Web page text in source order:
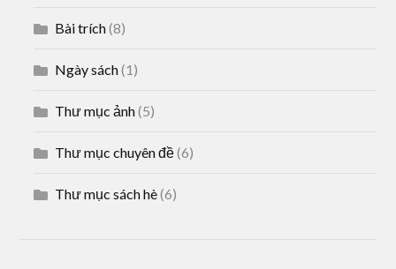
Bài trích(8)
Ngày sách(1)
Thư mục ảnh(5)
Thư mục chuyên đề(6)
Thư mục sách hè(6)